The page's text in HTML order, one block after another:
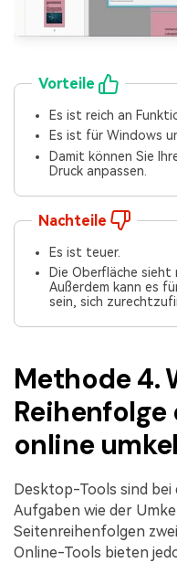
Vorteile
Es ist reich an
Es ist für Windows
Damit können Sie
Druck anpassen.
Nachteile
Es ist teuer.
Die Oberfläche sieht
Außerdem kann es
sein, sich
Methode 4.
Reihenfolge
online
Desktop-Tools sind
Aufgaben wie der
Seitenreihenfolgen
Online-Tools bieten